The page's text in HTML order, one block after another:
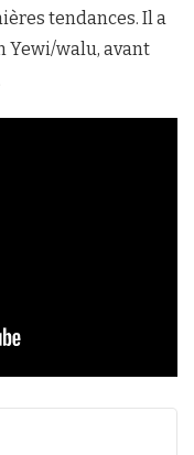
tendances. Il a
Yewi/walu, avant